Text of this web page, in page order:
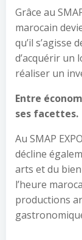
Grâce au
marocain
qu’il s’agisse
d’acquérir un
réaliser un
Entre
ses facettes.
Au SMAP
décline
arts et du
l’heure
productions